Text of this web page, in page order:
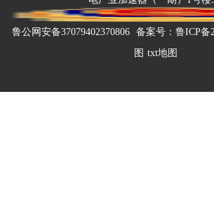
鲁公网安备37079402370806 备案号： 鲁ICP备
图 txt地图